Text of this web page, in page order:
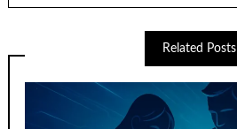
Related Posts